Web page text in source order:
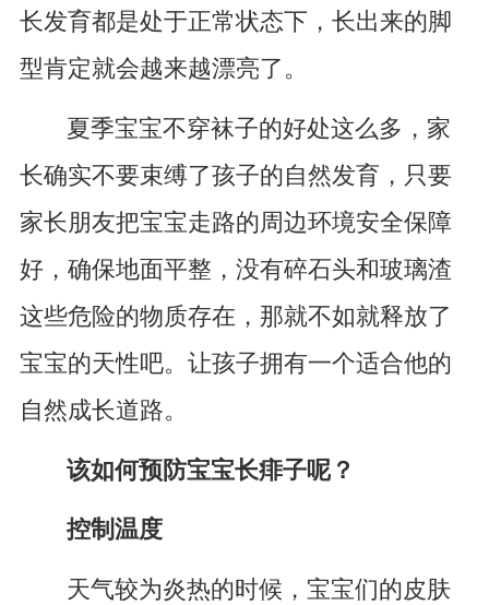
长发育都是处于正常状态下，长出来的脚
型肯定就会越来越漂亮了。
夏季宝宝不穿袜子的好处这么多，家
长确实不要束缚了孩子的自然发育，只要
家长朋友把宝宝走路的周边环境安全保障
好，确保地面平整，没有碎石头和玻璃渣
这些危险的物质存在，那就不如就释放了
宝宝的天性吧。让孩子拥有一个适合他的
自然成长道路。
该如何预防宝宝长痱子呢？
控制温度
天气较为炎热的时候，宝宝们的皮肤